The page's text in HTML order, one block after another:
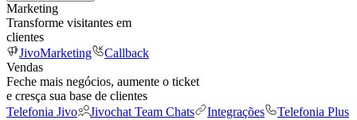
Marketing
Transforme visitantes em
clientes
JivoMarketing
Callback
Vendas
Feche mais negócios, aumente o ticket
e cresça sua base de clientes
Telefonia Jivo
Jivochat Team Chats Integrações
Telefonia Plus